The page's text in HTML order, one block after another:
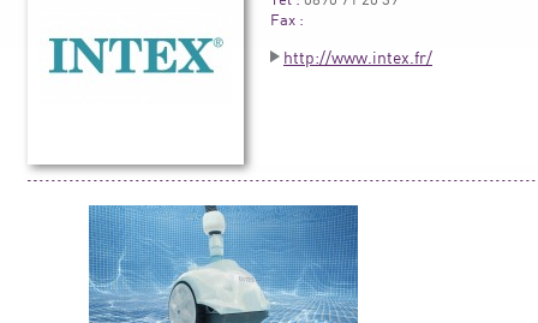
Fax :
http://www.intex.fr/